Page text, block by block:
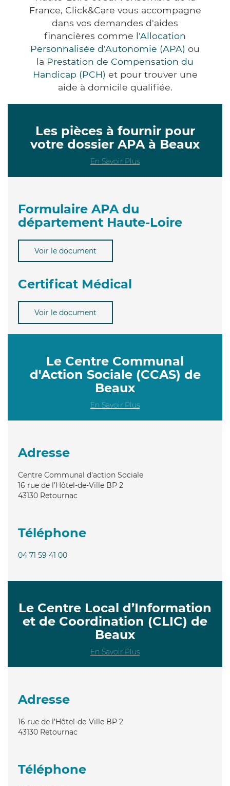
France, Click&Care vous accompagne
dans vos demandes d'aides
financières comme l'Allocation
Personnalisée d'Autonomie (APA) ou
la Prestation de Compensation du
Handicap (PCH) et pour trouver une
aide à domicile qualifiée.
Les pièces à fournir pour
votre dossier APA à Beaux
En Savoir Plus
Formulaire APA du
département Haute-Loire
Voir le document
Certificat Médical
Voir le document
Le Centre Communal
d'Action Sociale (CCAS) de
Beaux
En Savoir Plus
Adresse
Centre Communal d'action Sociale
16 rue de l’Hôtel-de-Ville BP 2
43130 Retournac
Téléphone
04 71 59 41 00
Le Centre Local d’Information
et de Coordination (CLIC) de
Beaux
En Savoir Plus
Adresse
16 rue de l’Hôtel-de-Ville BP 2
43130 Retournac
Téléphone